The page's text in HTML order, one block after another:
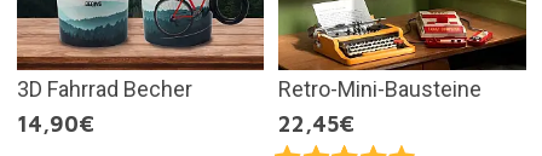
3D Fahrrad Becher
14,90€
Retro-Mini-Bausteine
22,45€